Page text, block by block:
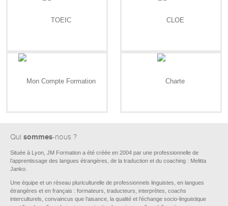
Qui sommes-nous ?
Située à Lyon, JM Formation a été créée en 2004 par une professionnelle de
l’apprentissage des langues étrangères, de la traduction et du coaching : Melitta
Janko.
Une équipe et un réseau pluriculturelle de professionnels linguistes, en langues
étrangères et en français : formateurs, traducteurs, interprètes, coachs
interculturels, convaincus que l’aisance, la qualité et l’échange socio-linguistique